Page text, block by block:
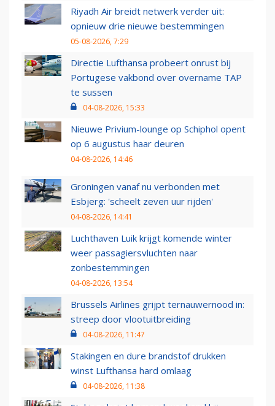
Riyadh Air breidt netwerk verder uit:
opnieuw drie nieuwe bestemmingen
05-08-2026, 7:29
Directie Lufthansa probeert onrust bij
Portugese vakbond over overname TAP
te sussen
04-08-2026, 15:33
Nieuwe Privium-lounge op Schiphol opent
op 6 augustus haar deuren
04-08-2026, 14:46
Groningen vanaf nu verbonden met
Esbjerg: 'scheelt zeven uur rijden'
04-08-2026, 14:41
Luchthaven Luik krijgt komende winter
weer passagiersvluchten naar
zonbestemmingen
04-08-2026, 13:54
Brussels Airlines grijpt ternauwernood in:
streep door vlootuitbreiding
04-08-2026, 11:47
Stakingen en dure brandstof drukken
winst Lufthansa hard omlaag
04-08-2026, 11:38